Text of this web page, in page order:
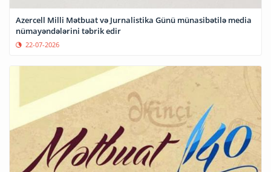
Azercell Milli Mətbuat və Jurnalistika Günü münasibətilə media
nümayəndələrini təbrik edir
22-07-2026